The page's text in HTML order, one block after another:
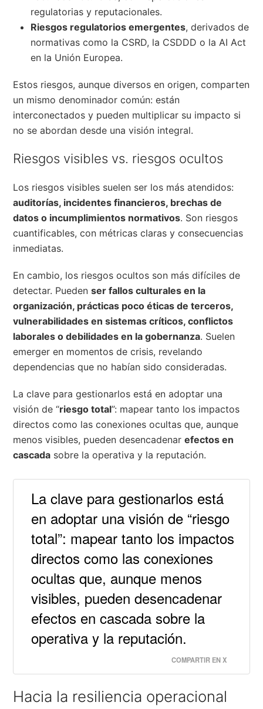
regulatorias y reputacionales.
Riesgos regulatorios emergentes, derivados de
normativas como la CSRD, la CSDDD o la AI Act
en la Unión Europea.
Estos riesgos, aunque diversos en origen, comparten
un mismo denominador común: están
interconectados y pueden multiplicar su impacto si
no se abordan desde una visión integral.
Riesgos visibles vs. riesgos ocultos
Los riesgos visibles suelen ser los más atendidos:
auditorías, incidentes financieros, brechas de
datos o incumplimientos normativos. Son riesgos
cuantificables, con métricas claras y consecuencias
inmediatas.
En cambio, los riesgos ocultos son más difíciles de
detectar. Puedenser fallos culturales en la
organización, prácticas poco éticas de terceros,
vulnerabilidades en sistemas críticos, conflictos
laborales o debilidades en la gobernanza. Suelen
emerger en momentos de crisis, revelando
dependencias que no habían sido consideradas.
La clave para gestionarlos está en adoptar una
visión de “riesgo total”: mapear tanto los impactos
directos como las conexiones ocultas que, aunque
menos visibles, pueden desencadenarefectos en
cascada sobre la operativa y la reputación.
La clave para gestionarlos está
en adoptar una visión de “riesgo
total”: mapear tanto los impactos
directos como las conexiones
ocultas que, aunque menos
visibles, pueden desencadenar
efectos en cascada sobre la
operativa y la reputación.
COMPARTIR EN X
Hacia la resiliencia operacional